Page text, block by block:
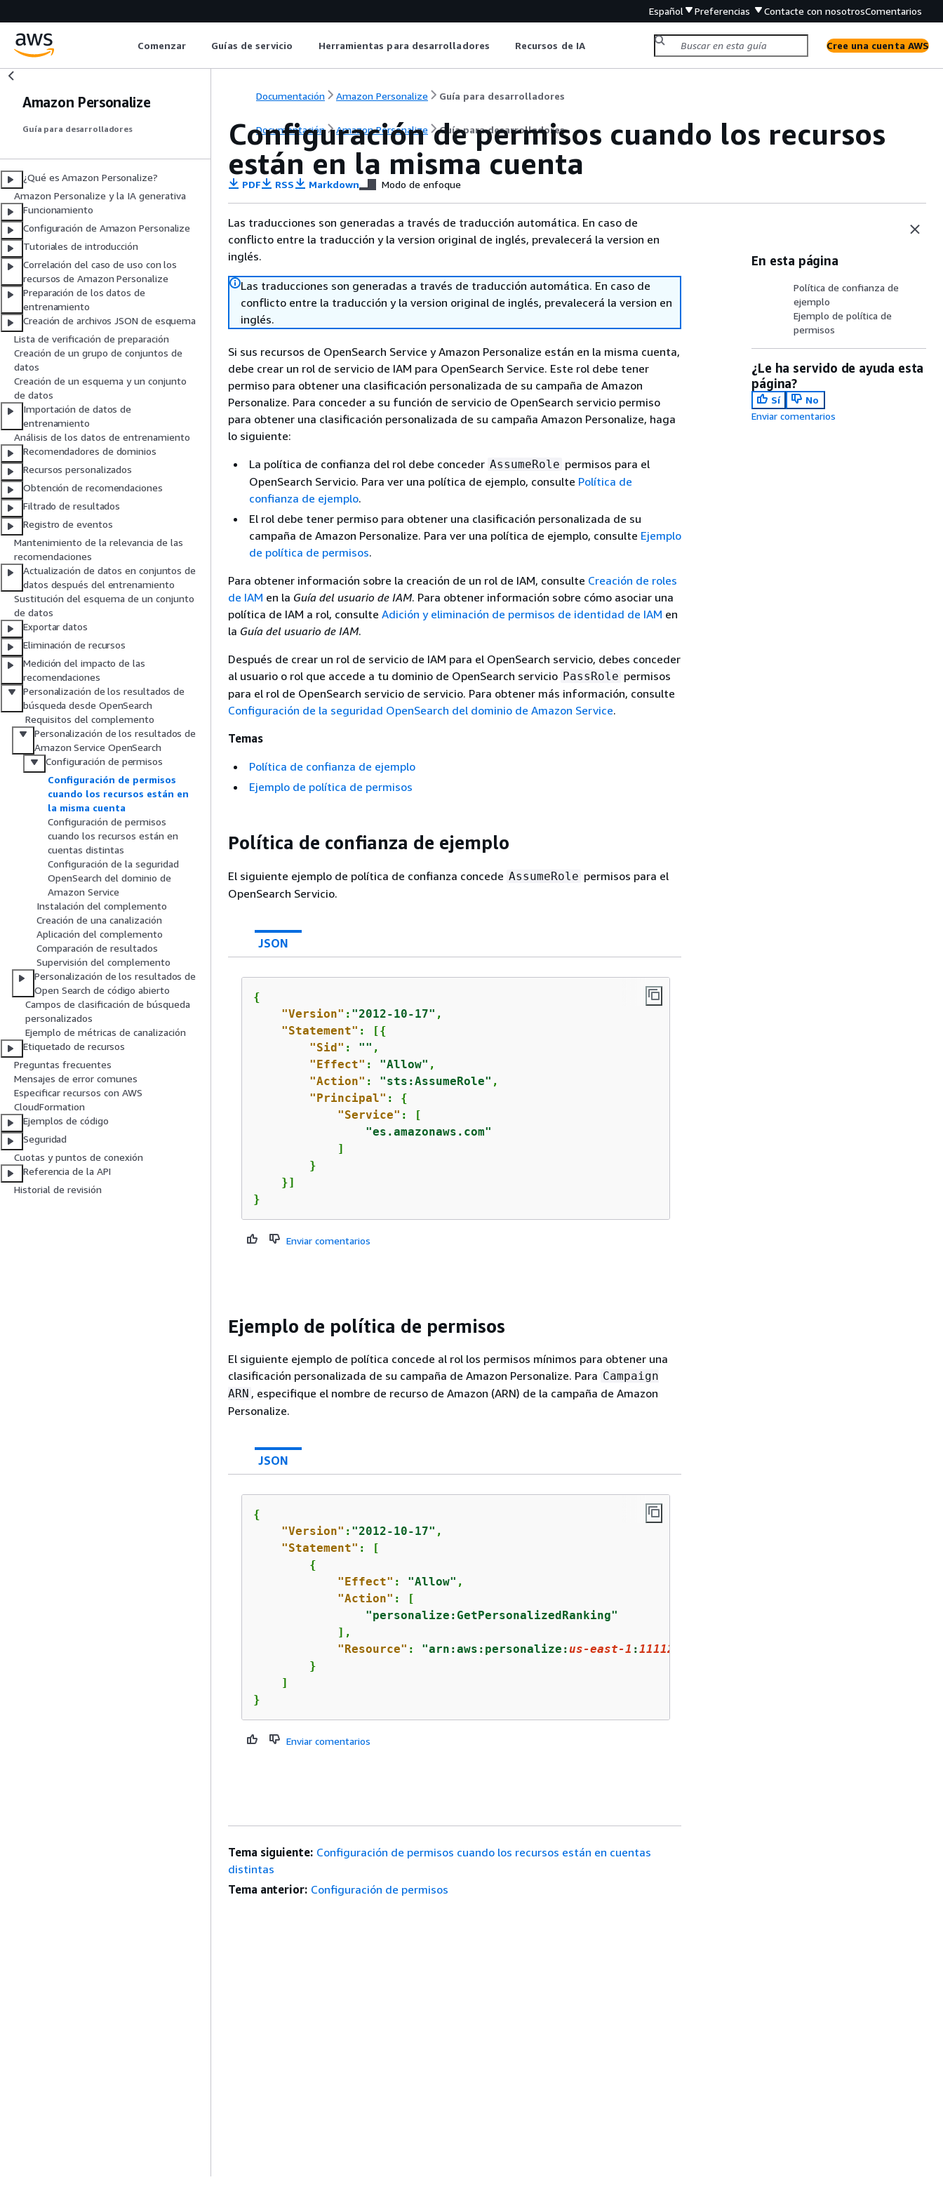
Español Preferencias Contacte con nosotrosComentarios
Comenzar Guías de servicio Herramientas para desarrolladores Recursos de IA Cree una cuenta AWS
Amazon Personalize
Guía para desarrolladores
¿Qué es Amazon Personalize?
Amazon Personalize y la IA generativa
Funcionamiento
Configuración de Amazon Personalize
Tutoriales de introducción
Correlación del caso de uso con los
recursos de Amazon Personalize
Preparación de los datos de
entrenamiento
Creación de archivos JSON de esquema
Lista de verificación de preparación
Creación de un grupo de conjuntos de
datos
Creación de un esquema y un conjunto
de datos
Importación de datos de
entrenamiento
Análisis de los datos de entrenamiento
Recomendadores de dominios
Recursos personalizados
Obtención de recomendaciones
Filtrado de resultados
Registro de eventos
Mantenimiento de la relevancia de las
recomendaciones
Actualización de datos en conjuntos de
datos después del entrenamiento
Sustitución del esquema de un conjunto
de datos
Exportar datos
Eliminación de recursos
Medición del impacto de las
recomendaciones
Personalización de los resultados de
búsqueda desde OpenSearch
Requisitos del complemento
Personalización de los resultados de
Amazon Service OpenSearch
Configuración de permisos
Configuración de permisos
cuando los recursos están en
la misma cuenta
Configuración de permisos
cuando los recursos están en
cuentas distintas
Configuración de la seguridad
OpenSearch del dominio de
Amazon Service
Instalación del complemento
Creación de una canalización
Aplicación del complemento
Comparación de resultados
Supervisión del complemento
Personalización de los resultados de
Open Search de código abierto
Campos de clasificación de búsqueda
personalizados
Ejemplo de métricas de canalización
Etiquetado de recursos
Preguntas frecuentes
Mensajes de error comunes
Especificar recursos con AWS
CloudFormation
Ejemplos de código
Seguridad
Cuotas y puntos de conexión
Referencia de la API
Historial de revisión
Documentación Amazon Personalize Guía para desarrolladores
Documentación Amazon Personalize Guía para desarrolladores
Configuración de permisos cuando los recursos
están en la misma cuenta
PDF RSS Markdown Modo de enfoque
Las traducciones son generadas a través de traducción automática. En caso de
conflicto entre la traducción y la version original de inglés, prevalecerá la version en
inglés.
Las traducciones son generadas a través de traducción automática. En caso de
conflicto entre la traducción y la version original de inglés, prevalecerá la version en
inglés.
Si sus recursos de OpenSearch Service y Amazon Personalize están en la misma cuenta,
debe crear un rol de servicio de IAM para OpenSearch Service. Este rol debe tener
permiso para obtener una clasificación personalizada de su campaña de Amazon
Personalize. Para conceder a su función de servicio de OpenSearch servicio permiso
para obtener una clasificación personalizada de su campaña Amazon Personalize, haga
lo siguiente:
La política de confianza del rol debe conceder AssumeRole permisos para el
OpenSearch Servicio. Para ver una política de ejemplo, consulte Política de
confianza de ejemplo.
El rol debe tener permiso para obtener una clasificación personalizada de su
campaña de Amazon Personalize. Para ver una política de ejemplo, consulte Ejemplo
de política de permisos.
Para obtener información sobre la creación de un rol de IAM, consulte Creación de roles
de IAM en la Guía del usuario de IAM. Para obtener información sobre cómo asociar una
política de IAM a rol, consulte Adición y eliminación de permisos de identidad de IAM en
la Guía del usuario de IAM.
Después de crear un rol de servicio de IAM para el OpenSearch servicio, debes conceder
al usuario o rol que accede a tu dominio de OpenSearch servicio PassRole permisos
para el rol de OpenSearch servicio de servicio. Para obtener más información, consulte
Configuración de la seguridad OpenSearch del dominio de Amazon Service.
Temas
Política de confianza de ejemplo
Ejemplo de política de permisos
Política de confianza de ejemplo
El siguiente ejemplo de política de confianza concede AssumeRole permisos para el
OpenSearch Servicio.
JSON
{
"Version" : "2012-10-17" ,
"Statement" : [{
"Sid" : "" ,
"Effect" : "Allow" ,
"Action" : "sts:AssumeRole" ,
"Principal" : {
"Service" : [
"es.amazonaws.com"
            ]
        }
    }]
}
Enviar comentarios
Ejemplo de política de permisos
El siguiente ejemplo de política concede al rol los permisos mínimos para obtener una
clasificación personalizada de su campaña de Amazon Personalize. Para Campaign
ARN , especifique el nombre de recurso de Amazon (ARN) de la campaña de Amazon
Personalize.
JSON
{
"Version" : "2012-10-17" ,
"Statement" : [
{
"Effect" : "Allow" ,
"Action" : [
"personalize:GetPersonalizedRanking"
            ],
"Resource" : "arn:aws:personalize:us-east-1 :111122223333
        }
    ]
}
Enviar comentarios
En esta página
Política de confianza de
ejemplo
Ejemplo de política de
permisos
¿Le ha servido de ayuda esta
página?
Sí
No
Enviar comentarios
Tema siguiente: Configuración de permisos cuando los recursos están en cuentas
distintas
Tema anterior: Configuración de permisos